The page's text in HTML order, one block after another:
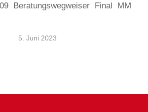
Beratungswegweiser Final MM
5. Juni 2023